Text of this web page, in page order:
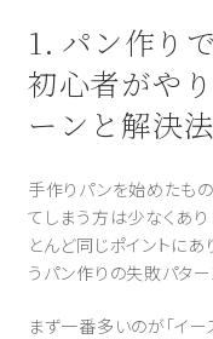
1. パン作り
初心者がや
ーンと解決法
手作りパンを始めたも
てしまう方は少なくあ
とんど同じポイントにあ
うパン作りの失敗パター
まず一番多いのが「イ